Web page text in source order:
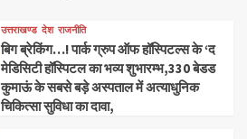
उत्तराखण्ड देश राजनीति
बिग ब्रेकिंग…! पार्क ग्रुप ऑफ हॉस्पिटल्स के ‘द
मेडिसिटी हॉस्पिटल का भव्य शुभारम्भ,330 बेडड
कुमाऊं के सबसे बड़े अस्पताल में अत्याधुनिक
चिकित्सा सुविधा का दावा,